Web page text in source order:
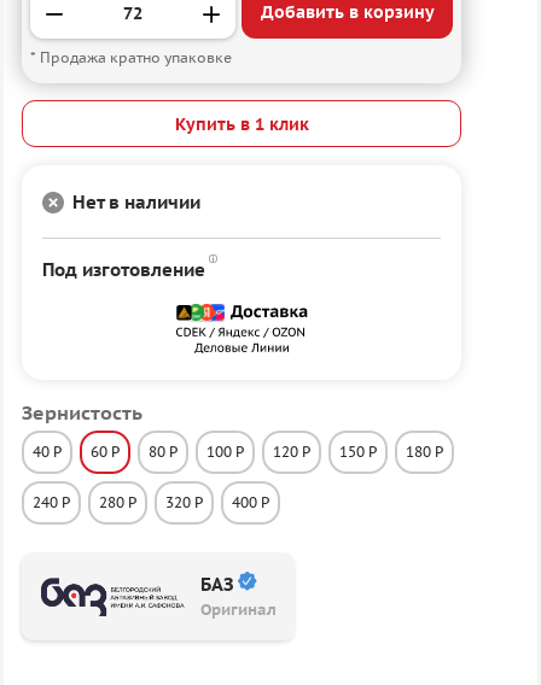
Зернистость
40 P 60 P 80 P 100 P 120 P 150 P 180 P
240 P 280 P 320 P 400 P
БАЗ
Оригинал
Добавить в корзину
* Продажа кратно упаковке
Купить в 1 клик
Нет в наличии
Под изготовление